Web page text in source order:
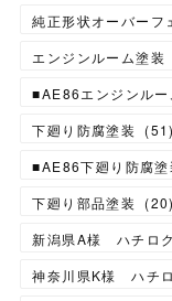
純正形状オーバーフ
エンジンルーム塗装
■AE86エンジンルー
下廻り防腐塗装
(51)
■AE86下廻り防腐
下廻り部品塗装
(20)
新潟県A様 ハチロ
神奈川県K様 ハチ